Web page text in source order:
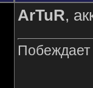
ArTuR,
Побеждает